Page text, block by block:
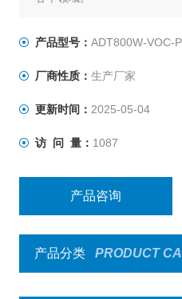
产品型号： ADT800W-VOC-
厂商性质： 生产厂家
更新时间： 2025-05-04
访 问 量： 1087
产品咨询
产品分类 PRODUCT